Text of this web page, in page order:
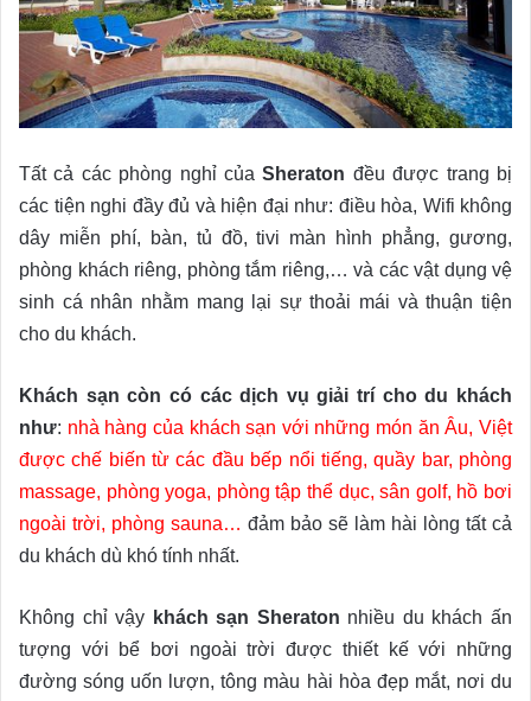
Tất cả các phòng nghỉ củaSheraton đều được trang bị
các tiện nghi đầy đủ và hiện đại như: điều hòa, Wifi không
dây miễn phí, bàn, tủ đồ, tivi màn hình phẳng, gương,
phòng khách riêng, phòng tắm riêng,… và các vật dụng vệ
sinh cá nhân nhằm mang lại sự thoải mái và thuận tiện
cho du khách.
Khách sạn còn có các dịch vụ giải trí cho du khách
như: nhà hàng của khách sạn với những món ăn Âu, Việt
được chế biến từ các đầu bếp nổi tiếng, quầy bar, phòng
massage, phòng yoga, phòng tập thể dục, sân golf, hồ bơi
ngoài trời, phòng sauna… đảm bảo sẽ làm hài lòng tất cả
du khách dù khó tính nhất.
Không chỉ vậy khách sạn Sheraton nhiều du khách ấn
tượng với bể bơi ngoài trời được thiết kế với những
đường sóng uốn lượn, tông màu hài hòa đẹp mắt, nơi du